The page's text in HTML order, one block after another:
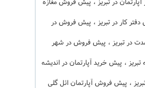
کار در تبریز ، پیش فروش در
مدت در تبریز ، پیش فروش در شهر
، پیش خرید آپارتمان در اندیشه
، پیش فروش آپارتمان ائل گلی